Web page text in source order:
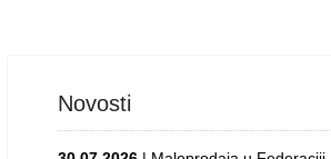
Novosti